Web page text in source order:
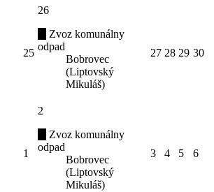
25
26
Zvoz komunálny
odpad
Bobrovec
(Liptovský
Mikuláš)
27 28 29 30
1
2
Zvoz komunálny
odpad
Bobrovec
(Liptovský
Mikuláš)
3 4 5 6